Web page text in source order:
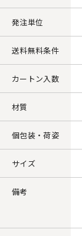
発注単位
送料無料条件
カートン入数
材質
個包装・荷姿
サイズ
備考